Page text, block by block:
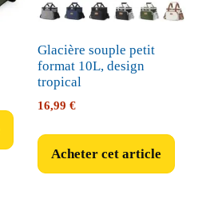
Glacière souple petit
format 10L, design
tropical
16,99 €
Acheter cet article